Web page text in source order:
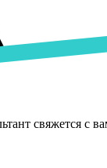
свяжется с